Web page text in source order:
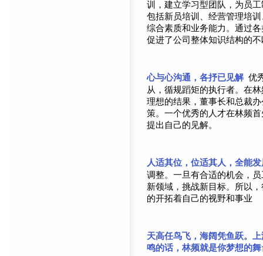
训，建立学习型团队，为员
包括新员培训、经营管理培
综合素质和业务能力。通过
促进了公司整体知识结构的
心与心沟通，各抒已见解 优
从，循规蹈矩的执行者。在
理想的结果，董事长和总裁
策。一个优秀的人才在林频
提出自己的见解。
人适其位，位适其人，全能
调整。一旦有合适的机会，
新领域，挑战新目标。所以
的开拓着自己的视野和事业
天高任鸟飞，海阔凭鱼跃。
鸣的话，林频就是你梦想的